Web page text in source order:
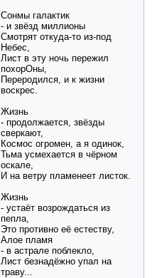
Сонмы галактик
- и звёзд миллионы
Смотрят откуда-то из-под
Небес,
Лист в эту ночь пережил
похорОны,
Переродился, и к жизни
воскрес.
Жизнь
- продолжается, звёзды
сверкают,
Космос огромен, а я одинок,
Тьма усмехается в чёрном
оскале,
И на ветру пламенеет листок.
Жизнь
- устаёт возрождаться из
пепла,
Это противно её естеству,
Алое пламя
- в астрале поблекло,
Лист безнадёжно упал на
траву...